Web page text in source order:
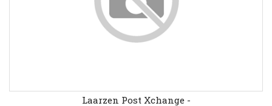
Laarzen Post Xchange -